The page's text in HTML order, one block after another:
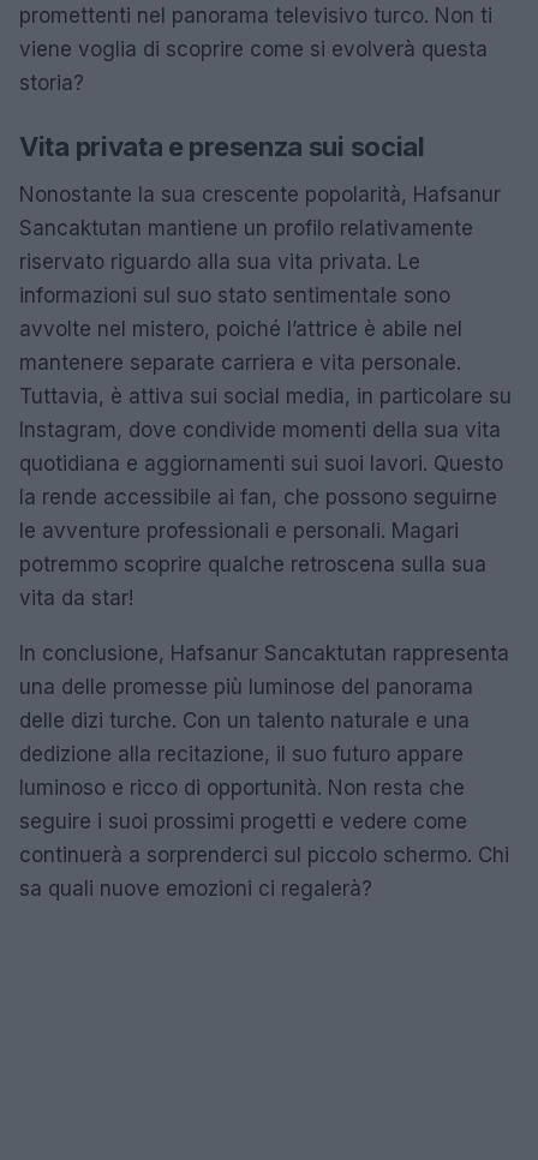
promettenti nel panorama televisivo turco. Non ti
viene voglia di scoprire come si evolverà questa
storia?
Vita privata e presenza sui social
Nonostante la sua crescente popolarità, Hafsanur
Sancaktutan mantiene un profilo relativamente
riservato riguardo alla sua vita privata. Le
informazioni sul suo stato sentimentale sono
avvolte nel mistero, poiché l’attrice è abile nel
mantenere separate carriera e vita personale.
Tuttavia, è attiva sui social media, in particolare su
Instagram, dove condivide momenti della sua vita
quotidiana e aggiornamenti sui suoi lavori. Questo
la rende accessibile ai fan, che possono seguirne
le avventure professionali e personali. Magari
potremmo scoprire qualche retroscena sulla sua
vita da star!
In conclusione, Hafsanur Sancaktutan rappresenta
una delle promesse più luminose del panorama
delle dizi turche. Con un talento naturale e una
dedizione alla recitazione, il suo futuro appare
luminoso e ricco di opportunità. Non resta che
seguire i suoi prossimi progetti e vedere come
continuerà a sorprenderci sul piccolo schermo. Chi
sa quali nuove emozioni ci regalerà?